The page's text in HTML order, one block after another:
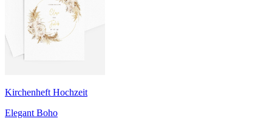
Kirchenheft Hochzeit
Elegant Boho